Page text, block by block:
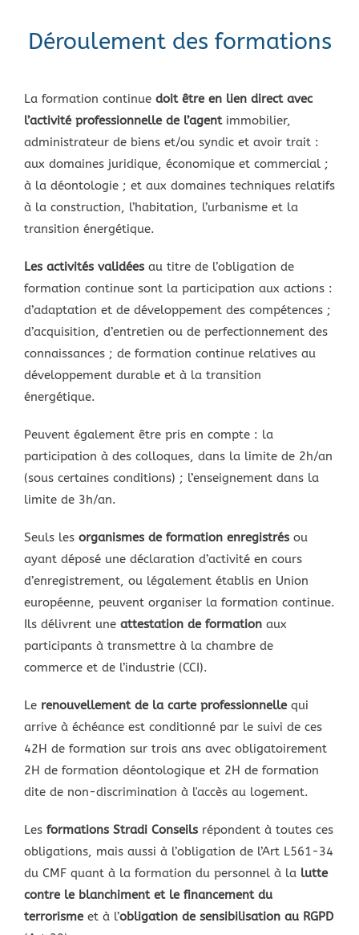
Déroulement des formations
La formation continue doit être en lien direct avec
l’activité professionnelle de l’agentimmobilier,
administrateur de biens et/ou syndic et avoir trait :
aux domaines juridique, économique et commercial ;
à la déontologie ; et aux domaines techniques relatifs
à la construction, l’habitation, l’urbanisme et la
transition énergétique.
Les activités validées au titre de l’obligation de
formation continue sont la participation aux actions :
d’adaptation et de développement des compétences ;
d’acquisition, d’entretien ou de perfectionnement des
connaissances ; de formation continue relatives au
développement durable et à la transition
énergétique.
Peuvent également être pris en compte : la
participation à des colloques, dans la limite de 2h/an
(sous certaines conditions) ; l’enseignement dans la
limite de 3h/an.
Seuls les organismes de formation enregistrés ou
ayant déposé une déclaration d’activité en cours
d’enregistrement, ou légalement établis en Union
européenne, peuvent organiser la formation continue.
Ils délivrent une attestation de formation aux
participants à transmettre à la chambre de
commerce et de l’industrie (CCI).
Le renouvellement de la carte professionnellequi
arrive à échéance est conditionné par le suivi de ces
42H de formation sur trois ans avec obligatoirement
2H de formation déontologique et 2H de formation
dite de non-discrimination à l'accès au logement.
Les formations Stradi Conseils répondent à toutes ces
obligations, mais aussi à l’obligation de l’Art L561-34
du CMF quant à la formation du personnel à la lutte
contre le blanchiment et le financement du
terrorismeet à l’obligation de sensibilisation au RGPD